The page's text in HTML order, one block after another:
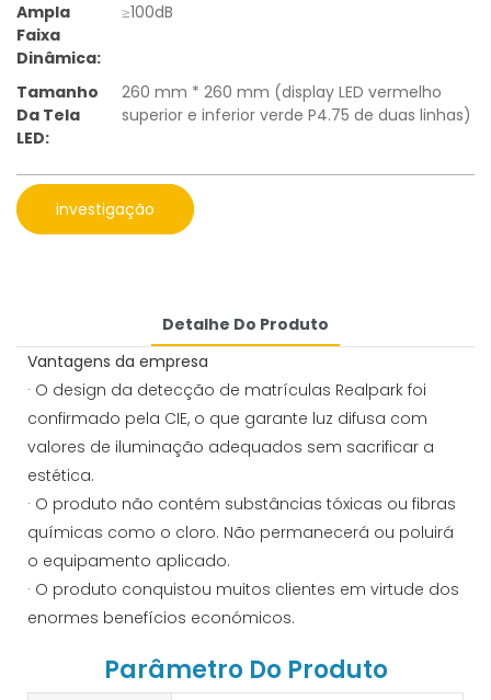
Ampla
Faixa
Dinâmica:
≥100dB
Tamanho
Da Tela
LED:
260 mm * 260 mm (display LED vermelho
superior e inferior verde P4.75 de duas linhas)
investigação
Detalhe Do Produto
Vantagens da empresa
· O design da detecção de matrículas Realpark foi
confirmado pela CIE, o que garante luz difusa com
valores de iluminação adequados sem sacrificar a
estética.
· O produto não contém substâncias tóxicas ou fibras
químicas como o cloro. Não permanecerá ou poluirá
o equipamento aplicado.
· O produto conquistou muitos clientes em virtude dos
enormes benefícios económicos.
Parâmetro Do Produto